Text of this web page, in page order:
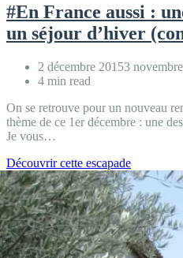
#En France aussi :
un séjour d’hiver
2 décembre 20153
4 min read
On se retrouve pour un nouveau
thème de ce 1er décembre : une
Je vous…
Découvrir cette escapade#En
France
aussi
:
une
destination
pour